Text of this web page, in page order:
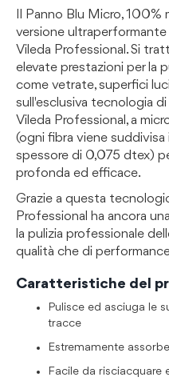
Il Panno Blu Micro, 100%
versione ultraperformante
Vileda Professional. Si
elevate prestazioni per la
come vetrate, superfici
sull'esclusiva tecnologia
Vileda Professional, a
(ogni fibra viene
spessore di 0,075 dtex)
profonda ed efficace.
Grazie a questa
Professional ha ancora
la pulizia professionale
qualità che di
Caratteristiche del
Pulisce ed asciuga le
tracce
Estremamente
Facile da risciacquare